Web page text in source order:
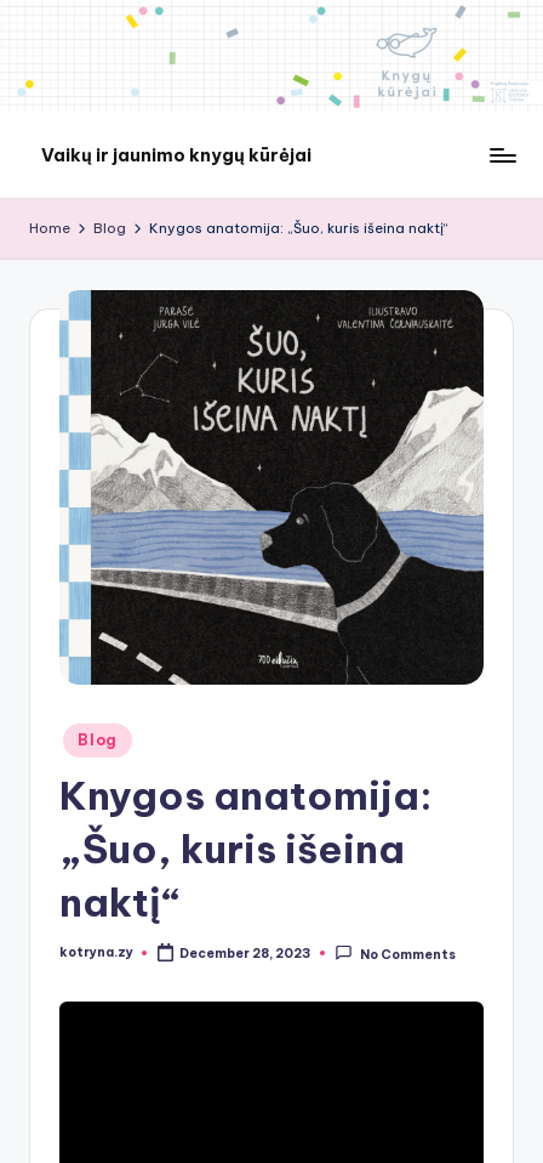
Vaikų ir jaunimo knygų kūrėjai
Home Blog Knygos anatomija: „Šuo, kuris išeina naktį“
Posted
in
Blog
Knygos anatomija:
„Šuo, kuris išeina
naktį“
Posted
kotryna.zy December 28, 2023 No Comments